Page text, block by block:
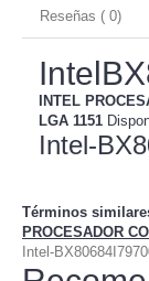
Reseñas ( 0)
INTEL
LGA 1151
Intel-
Términos
PROCESADOR
Intel-